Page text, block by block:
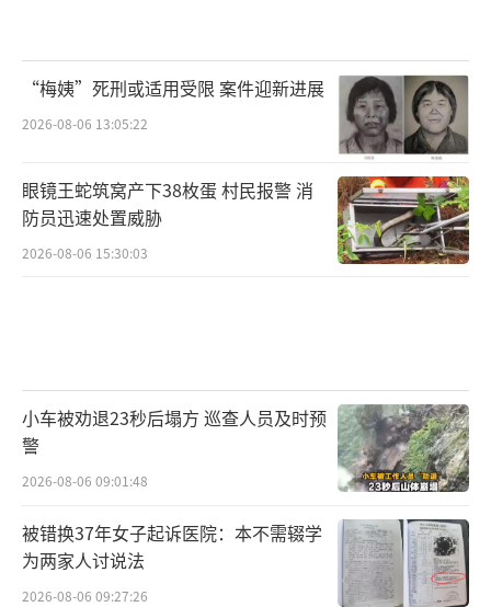
“梅姨”死刑或适用受限 案件迎新进展
2026-08-06 13:05:22
眼镜王蛇筑窝产下38枚蛋 村民报警 消
防员迅速处置威胁
2026-08-06 15:30:03
小车被劝退23秒后塌方 巡查人员及时预
警
2026-08-06 09:01:48
被错换37年女子起诉医院：本不需辍学
为两家人讨说法
2026-08-06 09:27:26